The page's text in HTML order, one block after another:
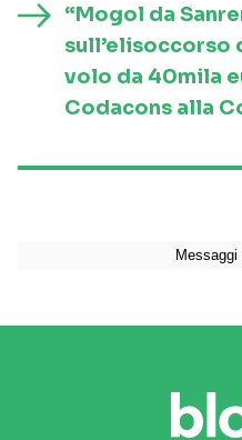
“Mogol da
sull’elisoccorso
volo da 40mila
Codacons alla